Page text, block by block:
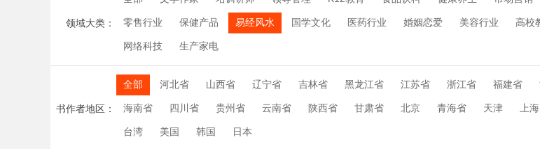
领域大类： 零售行业 保健产品 易经风水 国学文化 医药行业 婚姻恋爱 美容行业 高校
网络科技 生产家电
书作者地区：
全部 河北省 山西省 辽宁省 吉林省 黑龙江省 江苏省 浙江省 福建省
海南省 四川省 贵州省 云南省 陕西省 甘肃省 北京 青海省 天津 上海
台湾 美国 韩国 日本